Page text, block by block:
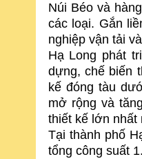
Núi Béo và
các loại. Gắn
nghiệp vận tải
Hạ Long phát
dựng, chế biến
kế đóng tàu
mở rộng và
thiết kế lớn nhất
Tại thành phố
tổng công suất